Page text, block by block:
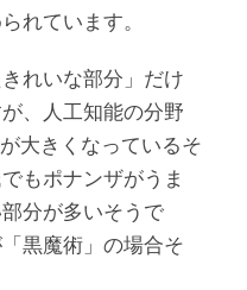
れています。
れいな部分」だけ
、人工知能の分野
大きくなっているそ
もポナンザがうま
分が多いそうで
黒魔術」の場合そ